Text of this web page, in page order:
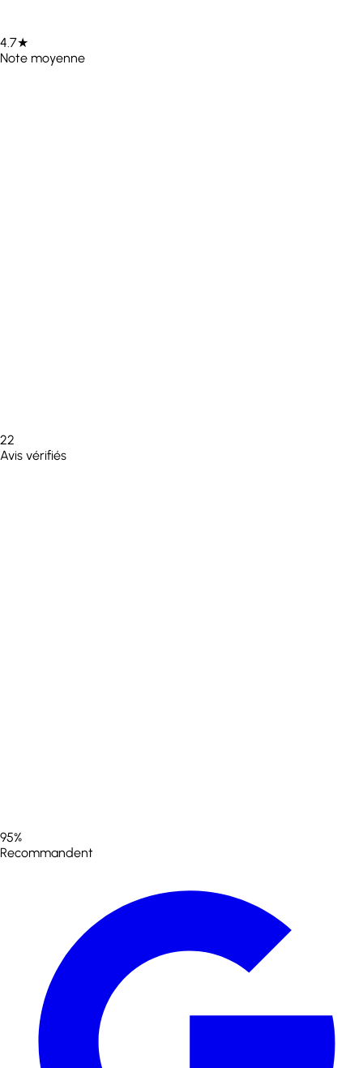
4.7★
Note moyenne
22
Avis vérifiés
95%
Recommandent